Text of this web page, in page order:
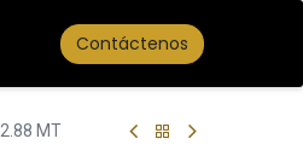
Contáctenos
MT